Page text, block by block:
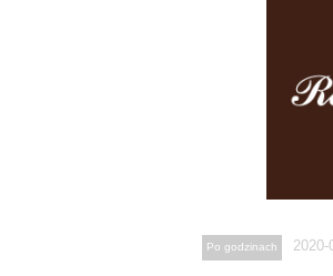
Po godzinach 2020-